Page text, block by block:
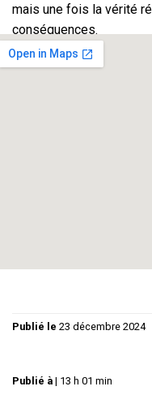
mais une fois la vérité
conséquences.
Une réflexion fine,
couple.
Publié le 23 décembre 2024
Publié à | 13 h 01 min